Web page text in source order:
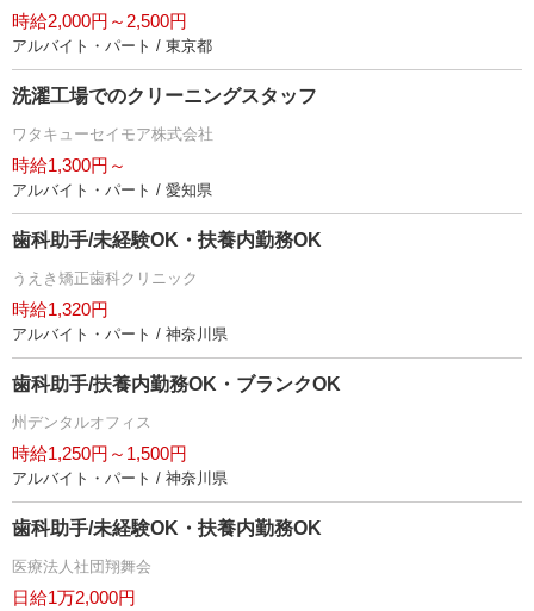
時給2,000円～2,500円
アルバイト・パート / 東京都
洗濯工場でのクリーニングスタッフ
ワタキューセイモア株式会社
時給1,300円～
アルバイト・パート / 愛知県
歯科助手/未経験OK・扶養内勤務OK
うえき矯正歯科クリニック
時給1,320円
アルバイト・パート / 神奈川県
歯科助手/扶養内勤務OK・ブランクOK
州デンタルオフィス
時給1,250円～1,500円
アルバイト・パート / 神奈川県
歯科助手/未経験OK・扶養内勤務OK
医療法人社団翔舞会
日給1万2,000円